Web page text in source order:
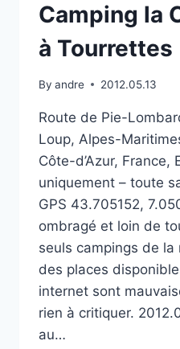
Camping la
à Tourrettes
By andre 2012.05.13
Route de Pie-
Loup, Alpes-
Côte-d’Azur, France,
uniquement – toute
GPS 43.705152,
ombragé et loin de
seuls campings de
des places
internet sont
rien à critiquer.
au…